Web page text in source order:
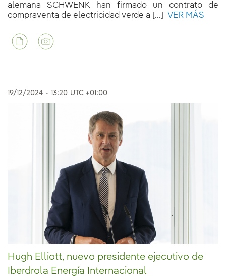
alemana SCHWENK han firmado un contrato de
compraventa de electricidad verde a [...]
VER MÁS
19/12/2024 - 13:20 UTC +01:00
Hugh Elliott, nuevo presidente ejecutivo de
Iberdrola Energía Internacional